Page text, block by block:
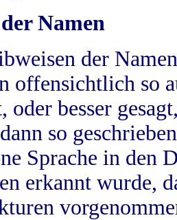
Namen
der
offensichtlich so
oder besser
so
Sprache in
erkannt wurde,